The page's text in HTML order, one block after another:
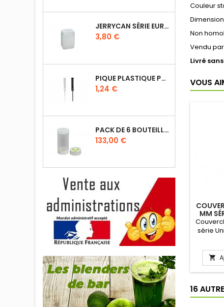
JERRYCAN SÉRIE EURO UN DIN 61
Prix
3,80 €
PIQUE PLASTIQUE POUR ÉTIQUETTES SUR LES PLATS EN VITRINE
Prix
1,24 €
PACK DE 6 BOUTEILLES SAUCE GUN 630 ML AVEC MEMBRANE 3 TROUS
Prix
133,00 €
Couleur
Non
Vendu
Livré
VOUS
MM
série

16